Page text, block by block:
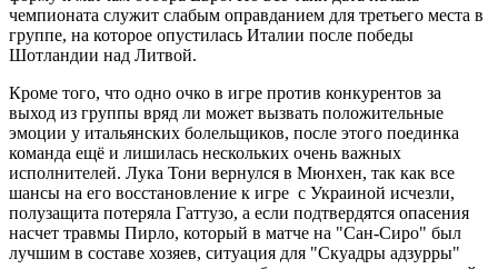
чемпионата служит слабым оправданием для третьего места в
группе, на которое опустилась Италии после победы
Шотландии над Литвой.
Кроме того, что одно очко в игре против конкурентов за
выход из группы вряд ли может вызвать положительные
эмоции у итальянских болельщиков, после этого поединка
команда ещё и лишилась нескольких очень важных
исполнителей. Лука Тони вернулся в Мюнхен, так как все
шансы на его восстановление к игре с Украиной исчезли,
полузащита потеряла Гаттузо, а если подтвердятся опасения
насчет травмы Пирло, который в матче на "Сан-Сиро" был
лучшим в составе хозяев, ситуация для "Скуадры адзурры"